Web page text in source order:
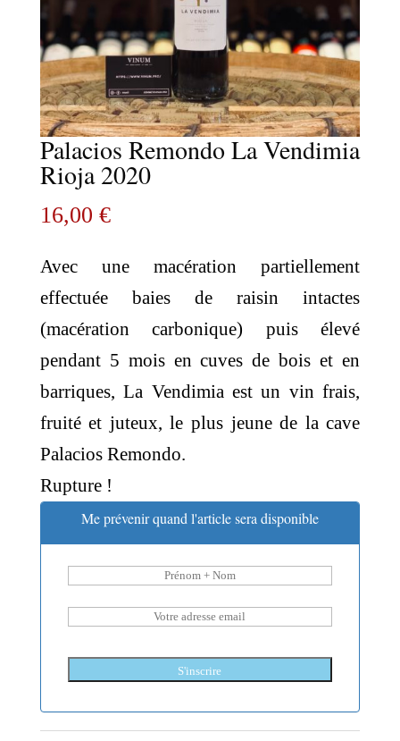
Palacios Remondo La Vendimia
Rioja 2020
16,00 €
Avec une macération partiellement
effectuée baies de raisin intactes
(macération carbonique) puis élevé
pendant 5 mois en cuves de bois et en
barriques, La Vendimia est un vin frais,
fruité et juteux, le plus jeune de la cave
Palacios Remondo.
Rupture !
Me prévenir quand l'article sera disponible
S'inscrire